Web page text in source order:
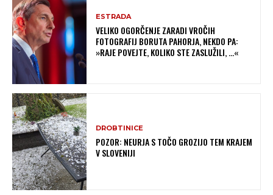
ESTRADA
VELIKO OGORČENJE ZARADI VROČIH
FOTOGRAFIJ BORUTA PAHORJA, NEKDO PA:
»RAJE POVEJTE, KOLIKO STE ZASLUŽILI, …«
DROBTINICE
POZOR: NEURJA S TOČO GROZIJO TEM KRAJEM
V SLOVENIJI